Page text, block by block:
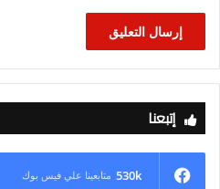
إتبعنا
530k متابعينا علي فيس بوك